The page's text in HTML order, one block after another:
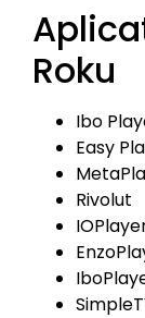
Roku
Ibo
Easy
Rivolut